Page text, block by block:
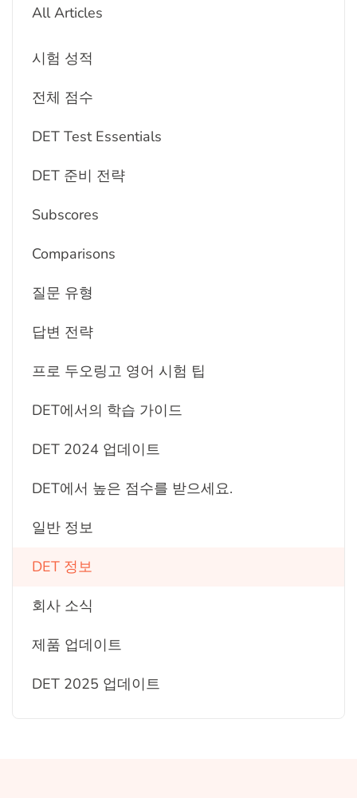
All Articles
시험 성적
전체 점수
DET Test Essentials
DET 준비 전략
Subscores
Comparisons
질문 유형
답변 전략
프로 두오링고 영어 시험 팁
DET에서의 학습 가이드
DET 2024 업데이트
DET에서 높은 점수를 받으세요.
일반 정보
DET 정보
회사 소식
제품 업데이트
DET 2025 업데이트